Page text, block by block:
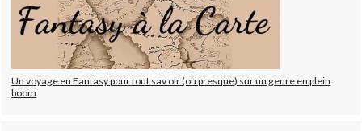
Un voyage en Fantasy pour tout sav oir (ou presque) sur un genre en plein
boom